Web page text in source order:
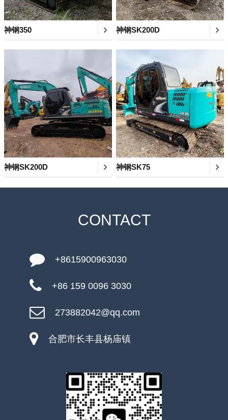
神钢350 神钢SK200D
神钢SK200D 神钢SK75
CONTACT
+8615900963030
+86 159 0096 3030
273882042@qq.com
合肥市长丰县杨庙镇